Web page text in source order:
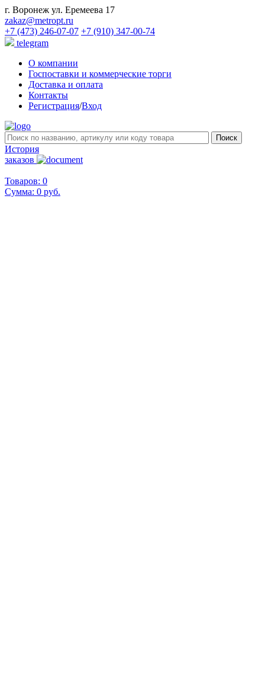
г. Воронеж ул. Еремеева 17
zakaz@metropt.ru
+7 (473) 246-07-07 +7 (910) 347-00-74
telegram
О компании
Госпоставки и коммерческие торги
Доставка и оплата
Контакты
Регистрация/Вход
История
заказов
Товаров: 0
Сумма: 0 руб.